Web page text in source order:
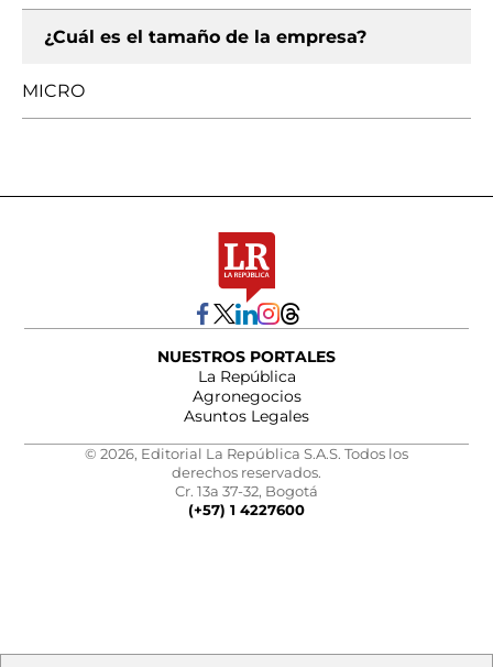
¿Cuál es el tamaño de la empresa?
MICRO
NUESTROS PORTALES
La República
Agronegocios
Asuntos Legales
© 2026, Editorial La República S.A.S. Todos los
derechos reservados.
Cr. 13a 37-32, Bogotá
(+57) 1 4227600